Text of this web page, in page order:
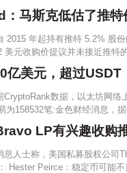
马斯克低估了推
2015 年起持有推特 5.2% 股
元收购价提议并未接近推特
亿美元，超过USDT
CryptoRank数据，以太坊网络
为158532笔:金色财经消息，
LP有兴趣收购
息人士称，美国私募股权公司
Hester Peirce：稳定币可能